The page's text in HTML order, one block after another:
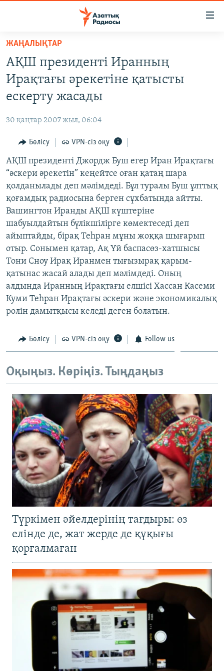
Skip
main
content
Skip
main
Navigation
Search
САЯСАТ
AZATTYQTV
АДАМ ҚҰҚЫҚТАРЫ
ӘЛЕУМЕТ
ӘЛЕМ
АРНАЙЫ ЖОБАЛАР
Русский
ЖАЗЫЛЫҢЫЗ
ЖАҢАЛЫҚТАР
АҚШ президенті Иранның
Ирақтағы әрекетіне қатысты
ескерту жасады
30 қаңтар 2007 жыл, 06:04
Бөлісу VPN-сіз оқу
АҚШ президенті Джордж Буш егер Иран Ирақтағы
“әскери әрекетін” кеңейтсе оған қатаң шара
қолданылады деп мәлімдеді. Бұл туралы Буш ұлттық
қоғамдық радиосына берген сұхбатында айтты.
Вашингтон Иранды АҚШ күштеріне
шабуылдайтын бүлікшілірге көмектеседі деп
айыптайды, бірақ Теһран мұны жоққа шығарып
отыр. Сонымен қатар, Ақ Үй баспасөз-хатшысы
Тони Сноу Ирақ Иранмен тығызырақ қарым-
қатынас жасай алады деп мәлімдеді. Оның
алдында Иранның Ирақтағы елшісі Хассан Касеми
Куми Теһран Ирақтағы әскери және экономикалық
ролін дамытқысы келеді деген болатын.
Бөлісу VPN-сіз оқу Follow us
Оқыңыз. Көріңіз. Тыңдаңыз
Түркімен әйелдерінің тағдыры: өз
елінде де, жат жерде де құқығы
қорғалмаған